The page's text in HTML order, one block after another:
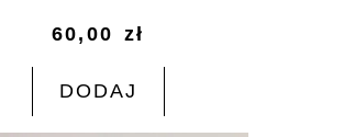
60,00 zł
DODAJ